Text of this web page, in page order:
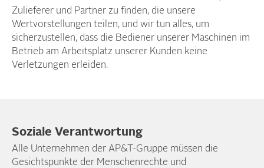
Zulieferer und Partner zu finden, die unsere
Wertvorstellungen teilen, und wir tun alles, um
sicherzustellen, dass die Bediener unserer Maschinen im
Betrieb am Arbeitsplatz unserer Kunden keine
Verletzungen erleiden.
Soziale Verantwortung
Alle Unternehmen der AP&T-Gruppe müssen die
Gesichtspunkte der Menschenrechte und